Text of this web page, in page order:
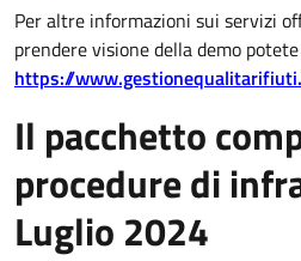
Per altre informazioni sui servizi
prendere visione della demo
https://
Il pacchetto
procedure di
Luglio 2024